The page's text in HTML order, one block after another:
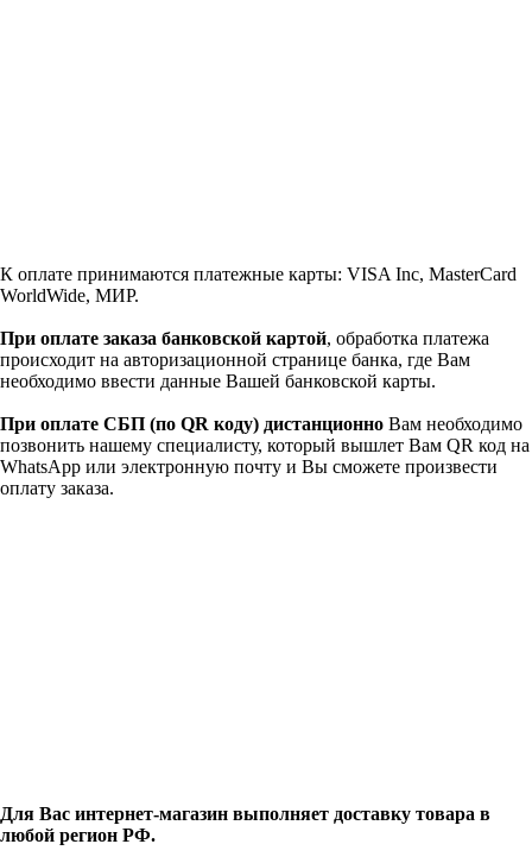
К оплате принимаются платежные карты: VISA Inc, MasterCard
WorldWide, МИР.
При оплате заказа банковской картой, обработка платежа
происходит на авторизационной странице банка, где Вам
необходимо ввести данные Вашей банковской карты.
При оплате СБП (по QR коду) дистанционно Вам необходимо
позвонить нашему специалисту, который вышлет Вам QR код на
WhatsApp или электронную почту и Вы сможете произвести
оплату заказа.
Для Вас интернет-магазин выполняет доставку товара в
любой регион РФ.